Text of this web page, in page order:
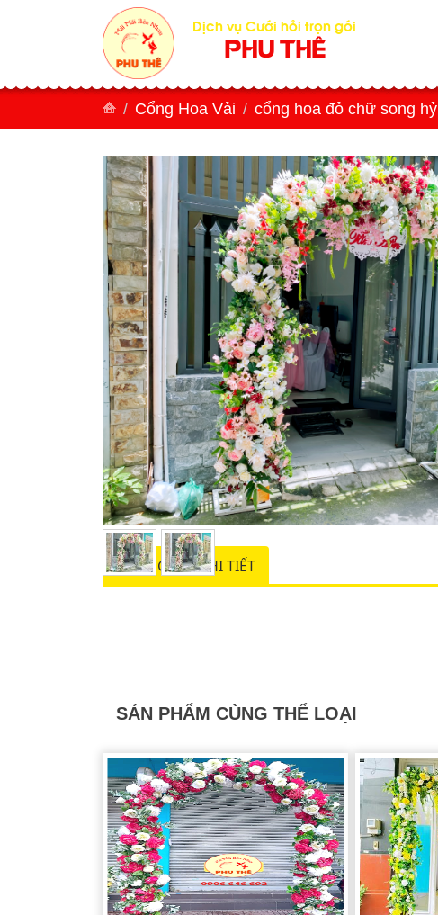
Dịch vụ Cưới hỏi trọn gói
PHU THÊ
Cổng Hoa Vải cổng hoa đỏ chữ song hỷ
THÔNG TIN CHI TIẾT
SẢN PHẨM CÙNG THỂ LOẠI